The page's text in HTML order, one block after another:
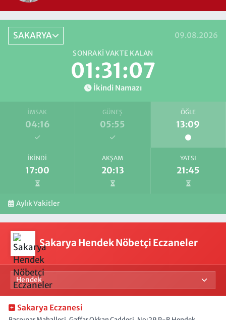
SAKARYA 09.08.2026
SONRAKI VAKTE KALAN
01:31:06
İkindi Namazı
İMSAK
04:16
GÜNEŞ
05:55
ÖĞLE
13:09
İKINDI
17:00
AKŞAM
20:13
YATSI
21:45
Aylık Vakitler
Sakarya Hendek Nöbetçi Eczaneler
Sakarya Eczanesi